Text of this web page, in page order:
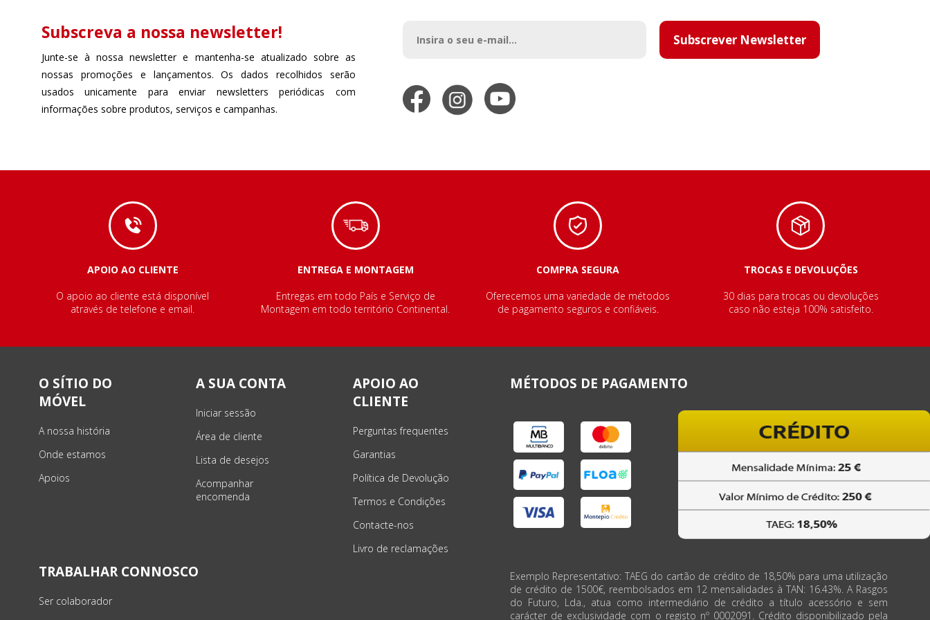
Subscreva a nossa newsletter!
Junte-se à nossa newsletter e mantenha-se atualizado sobre as
nossas promoções e lançamentos. Os dados recolhidos serão
usados unicamente para enviar newsletters periódicas com
informações sobre produtos, serviços e campanhas.
Subscrever Newsletter
APOIO AO CLIENTE ENTREGA E MONTAGEM COMPRA SEGURA
TROCAS E DEVOLUÇÕES
O apoio ao cliente está disponível
através de telefone e email.
Entregas em todo País e Serviço de
Montagem em todo território Continental.
Oferecemos uma variedade de métodos
de pagamento seguros e confiáveis.
30 dias para trocas ou devoluções
caso não esteja 100% satisfeito.
O SÍTIO DO
MÓVEL
A nossa história
Onde estamos
Apoios
A SUA CONTA
Iniciar sessão
Área de cliente
Lista de desejos
Acompanhar
encomenda
APOIO AO
CLIENTE
Perguntas frequentes
Garantias
Política de Devolução
Termos e Condições
Contacte-nos
Livro de reclamações
MÉTODOS DE PAGAMENTO
TRABALHAR CONNOSCO
Ser colaborador
Exemplo Representativo: TAEG do cartão de crédito de 18,50% para uma utilização
de crédito de 1500€, reembolsados em 12 mensalidades à TAN: 16.43%. A Rasgos
do Futuro, Lda., atua como intermediário de crédito a título acessório e sem
carácter de exclusividade com o registo nº 0002091. Crédito disponibilizado pela